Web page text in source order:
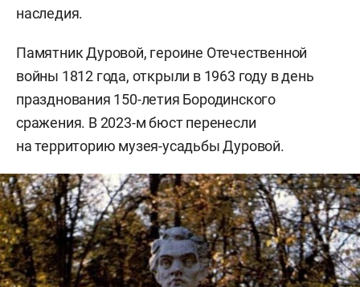
наследия.
Памятник Дуровой, героине Отечественной
войны 1812 года, открыли в 1963 году в день
празднования 150-летия Бородинского
сражения. В 2023-м бюст перенесли
на территорию музея-усадьбы Дуровой.